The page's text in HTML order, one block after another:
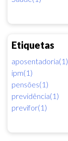
Etiquetas
aposentadoria(1)
ipm(1)
pensões(1)
previdência(1)
previfor(1)